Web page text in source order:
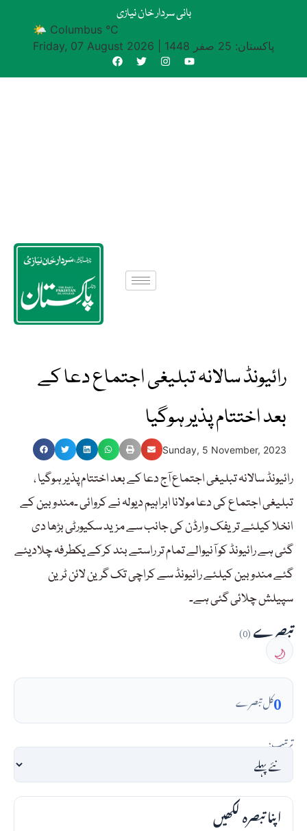
بانی سردار خان نیازی
🌤 Columbus °C
Friday, 07 August 2026
پاکستان: 25 صفر 1448
رائیونڈ سالانہ تبلیغی اجتماع دعا کے
بعد اختتام پذیر ہوگیا
Sunday, 5 November, 2023
رائیونڈ سالانہ تبلیغی اجتماع آج دعا کے بعد اختتام پذیر ہوگیا ،
تبلیغی اجتماع کی دعا مولانا ابراہیم دیولہ نے کروائی ۔مندوبین کے
انخلا کیلئے تریفک وارڈن کی جانب سے مزید سکیورٹی بڑھا دی
گئی ہے رائیونڈ کو آنیوالے تمام تر راستے بند کرکے یکطرفہ چلادیئے
گئے مندوبین کیلئے رائیونڈ سے کراچی تک گرین لائن ٹرین
سپیلش چلائی گئی ہے۔
تبصرے(0)
🌙
0کل تبصرے
ترتیب:
اپنا تبصرہ لکھیں